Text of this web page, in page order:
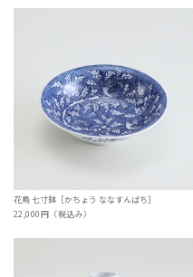
花鳥 七寸鉢［かちょう ななすんばち］
22,000円（税込み）